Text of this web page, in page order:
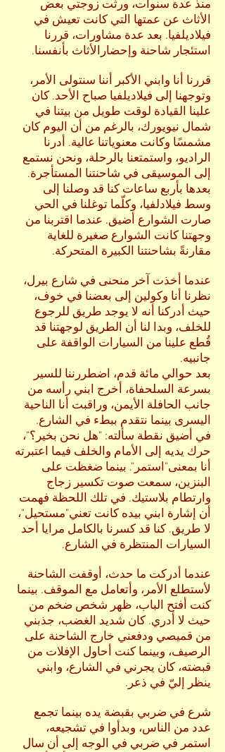
منذ عدة سنوات، ورثت زوجتي بعض
الأثاث عن عمتها التي كانت تعيش في
فيلاديلفيا. بعد عدة مشاورات، قررنا
استئجار شاحنة وإحضارالأثاث بأنفسنا.
قررنا أنا وابني الأكبر أننا سنتولى الأمر،
وتوجهنا إلى فيلاديلفيا صباح الأحد. كان
علينا القيادة لوقت طويل من بيتنا في
شمال نيويورك، بالرغم من أن اليوم كان
مشمسًا وكانت معنوياتنا عالية. أدرنا
الراديو، واستمتعنا بالرحلة، ونحن نستمع
إلى الموسيقى في شاحنتنا المستأجرة.
بعدها بأربع ساعات كنا قد وصلنا إلى
وسط فيلادلفيا، وكلّما توغلنا في الحي
صارت الشوارع أضيق. عندما اقتربنا من
وجهتنا كانت الشوارع صغيرة للغاية
مقارنةً بشاحنتنا الكبيرة المتحركة.
عندما أخذت آخر منحنى في شارع بيرل،
نظرنا أنا وكولين إلى بعضنا في خوف،
حيث أدركنا أنه لا يوجد طريق للرجوع
للخلف، وبدا لنا أن الطريق لوجهتنا قد
قُطع علينا من السيارات الواقفة على
جانبيه.
بعد حوالي مائة قدم، اضطررننا للسير
بسرعة السلحفاة، أخرج ابني رأسه من
جانب الحافلة الأيمن، وراقبت أنا الناحية
اليسرى بينما نتقدم ببطء في الشارع.
في أضيق نقطة سألته: "هل نحن بخير؟"،
حرك يديه إلى الأمام والخلف فيما اعتبرته
أنا بمعنى"استمر". بينما ضغظت على
البنزين، سمعت صوت تكسير زجاج
وارتطام بلاستيك. في تلك اللحظة فهمت
أن إشارة ابني بيده كانت تعني"مستحيل"،
لا طريق. كنا قد كسرنا بالكامل مرايا أحد
السيارات المنتظرة في الشارع.
عندما أدركت ما حدث، أوقفت الشاحنة
لأستطلع الأمر، وأتعامل مع الموقف. بينما
كنت أفتح الباب، ظهر شخص ضخم من
حيث لا أدري. كان شديد الغضب، جذبني
من قميصي ودفعني خارج الشاحنة على
الرصيف، وبينما كنت أحاول الإفلات من
قبضته، كان يجرني في الشارع، وابني
ينظر إليّ في ذعر.
شرع في ضربي بقبضة يده بينما تجمع
عدد من الناس، وبدأوا في تشجيعه،
استمر في ضربي في الوجه إلى أن سال